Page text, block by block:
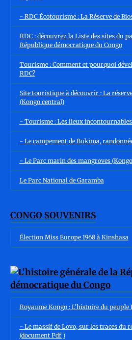
- RDC Écotourisme : La Réserve de
RDC : découvrez la Liste des sites du
République démocratique du Congo
Tourisme : Comment et pourquoi
RDC?
Site touristique à découvrir : La
(Kongo central)
- Tourisme : Les lieux
- Le campement de Bukima,
- Le Parc marin des mangroves
Le Parc National de Garamba
CONGO SOUVENIRS
Élection Miss Europe 1968 à Kinshasa
Royaume Kongo : L'histoire du peuple
- Le massif de Lovo, sur les traces du
(document Pdf )